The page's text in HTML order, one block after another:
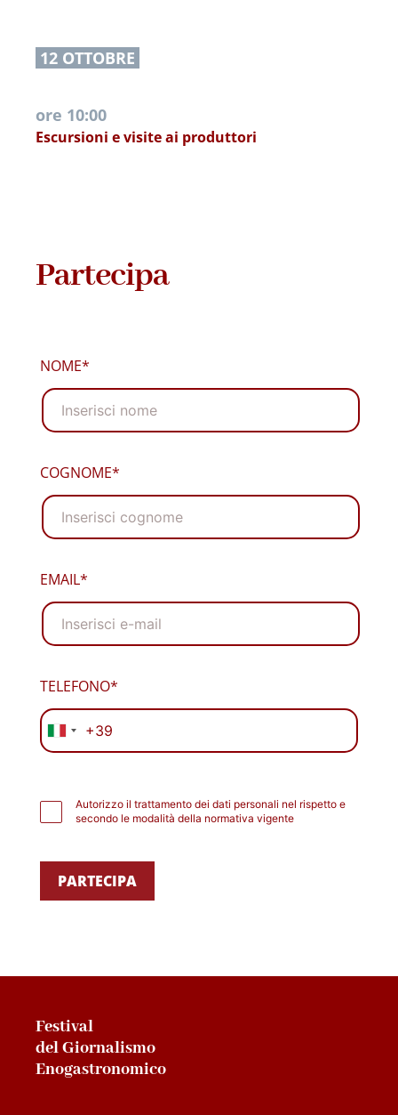
12 OTTOBRE
ore 10:00
Escursioni e visite ai produttori
Partecipa
NOME*
COGNOME*
EMAIL*
TELEFONO*
Italia+39
Autorizzo il trattamento dei dati personali nel rispetto e
secondo le modalità della normativa vigente
PARTECIPA
Festival
del Giornalismo
Enogastronomico